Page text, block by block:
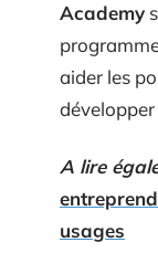
Academy
aider les
A lire
usages